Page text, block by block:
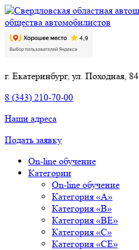
г. Екатеринбург, ул. Походная, 84
8 (343) 210-70-00
Наши адреса
Подать заявку
On-line обучение
Категории
On-line обучение
Категория «А»
Категория «B»
Категория «BE»
Категория «С»
Категория «СЕ»